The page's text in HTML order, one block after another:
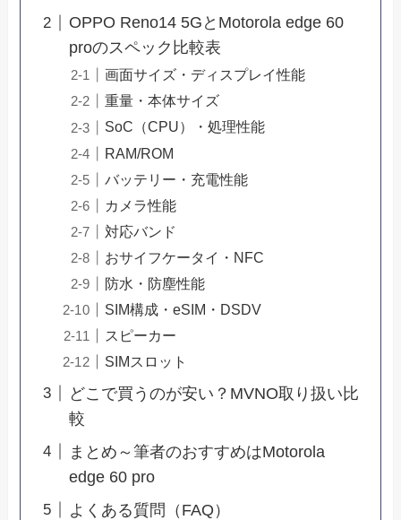
OPPO Reno14 5GとMotorola edge 60
proのスペック比較表
画面サイズ・ディスプレイ性能
重量・本体サイズ
SoC（CPU）・処理性能
RAM/ROM
バッテリー・充電性能
カメラ性能
対応バンド
おサイフケータイ・NFC
防水・防塵性能
SIM構成・eSIM・DSDV
スピーカー
SIMスロット
どこで買うのが安い？MVNO取り扱い比
較
まとめ～筆者のおすすめはMotorola
edge 60 pro
よくある質問（FAQ）